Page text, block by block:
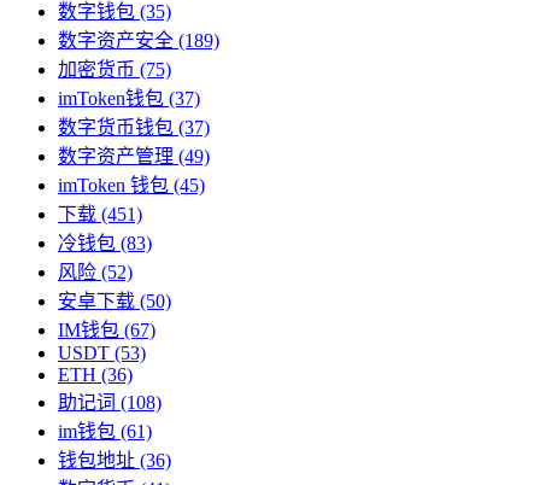
数字钱包 (35)
数字资产安全 (189)
加密货币 (75)
imToken钱包 (37)
数字货币钱包 (37)
数字资产管理 (49)
imToken 钱包 (45)
下载 (451)
冷钱包 (83)
风险 (52)
安卓下载 (50)
IM钱包 (67)
USDT (53)
ETH (36)
助记词 (108)
im钱包 (61)
钱包地址 (36)